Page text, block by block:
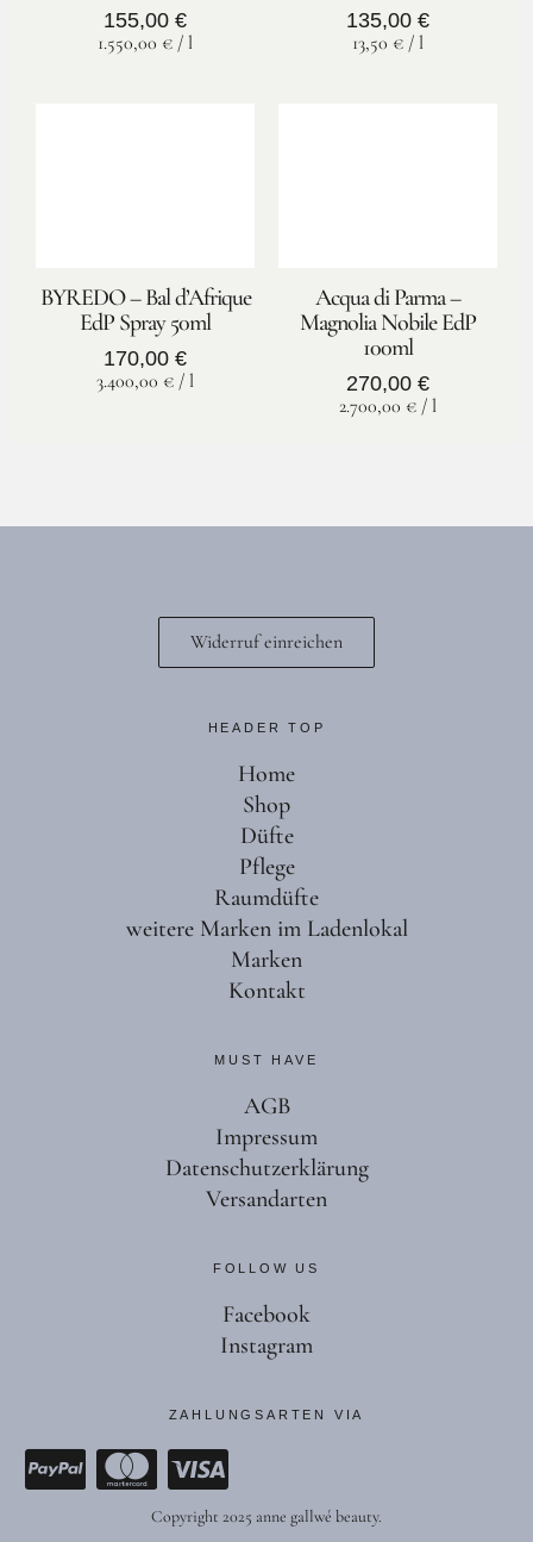
155,00 €
1.550,00 € / l
135,00 €
13,50 € / l
BYREDO – Bal d’Afrique
EdP Spray 50ml
170,00 €
3.400,00 € / l
Acqua di Parma –
Magnolia Nobile EdP
100ml
270,00 €
2.700,00 € / l
Widerruf einreichen
HEADER TOP
Home
Shop
Düfte
Pflege
Raumdüfte
weitere Marken im Ladenlokal
Marken
Kontakt
MUST HAVE
AGB
Impressum
Datenschutzerklärung
Versandarten
FOLLOW US
Facebook
Instagram
ZAHLUNGSARTEN VIA
Copyright 2025 anne gallwé beauty